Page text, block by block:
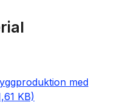
med
KB)